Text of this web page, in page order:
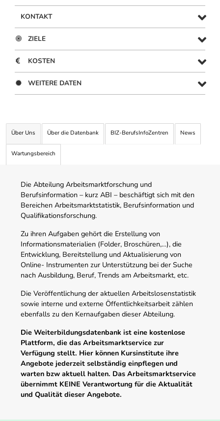
KONTAKT
ZIELE
KOSTEN
WEITERE DATEN
Über Uns Über die Datenbank BIZ-BerufsInfoZentren News
Wartungsbereich
Die Abteilung Arbeitsmarktforschung und
Berufsinformation – kurz ABI – beschäftigt sich mit den
Bereichen Arbeitsmarktstatistik, Berufsinformation und
Qualifikationsforschung.
Zu ihren Aufgaben gehört die Erstellung von
Informationsmaterialien (Folder, Broschüren,…), die
Entwicklung, Bereitstellung und Aktualisierung von
Online- Instrumenten zur Unterstützung bei der Suche
nach Ausbildung, Beruf, Trends am Arbeitsmarkt, etc.
Die Veröffentlichung der aktuellen Arbeitslosenstatistik
sowie interne und externe Öffentlichkeitsarbeit zählen
ebenfalls zu den Kernaufgaben dieser Abteilung.
Die Weiterbildungsdatenbank ist eine kostenlose
Plattform, die das Arbeitsmarktservice zur
Verfügung stellt. Hier können Kursinstitute ihre
Angebote jederzeit selbständig einpflegen und
warten bzw aktuell halten. Das Arbeitsmarktservice
übernimmt KEINE Verantwortung für die Aktualität
und Qualität dieser Angebote.